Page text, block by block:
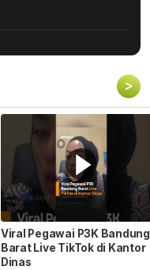
>
Viral Pegawai P3K Bandung
Barat Live TikTok di Kantor
Dinas